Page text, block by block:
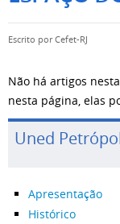
Escrito porCefet-RJ
Não há artigos
nesta página, elas
Uned
Apresentação
Histórico